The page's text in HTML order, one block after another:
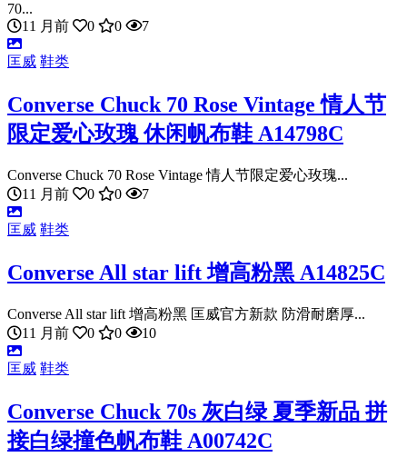
70...
11 月前
0 0 7
匡威 鞋类
Converse Chuck 70 Rose Vintage 情人节
限定爱心玫瑰 休闲帆布鞋 A14798C
Converse Chuck 70 Rose Vintage 情人节限定爱心玫瑰...
11 月前
0 0 7
匡威 鞋类
Converse All star lift 增高粉黑 A14825C
Converse All star lift 增高粉黑 匡威官方新款 防滑耐磨厚...
11 月前
0 0 10
匡威 鞋类
Converse Chuck 70s 灰白绿 夏季新品 拼
接白绿撞色帆布鞋 A00742C